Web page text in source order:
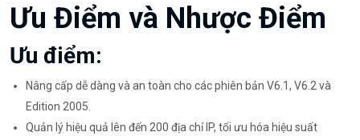
Ưu Điểm và Nhược Điểm
Ưu điểm:
Nâng cấp dễ dàng và an toàn cho các phiên bản V6.1, V6.2 và
Edition 2005.
Quản lý hiệu quả lên đến 200 địa chỉ IP, tối ưu hóa hiệu suất